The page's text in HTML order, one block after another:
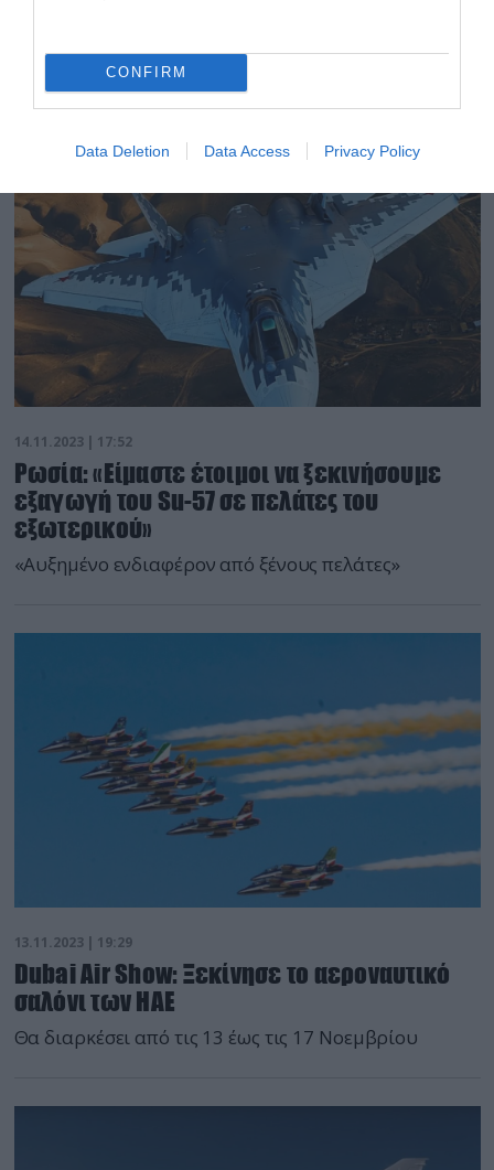
CONFIRM
Data Deletion Data Access Privacy Policy
Την είδηση μετέδωσαν τα ρωσικά ΜΜΕ
14.11.2023 | 17:52
Ρωσία: «Είμαστε έτοιμοι να ξεκινήσουμε
εξαγωγή του Su-57 σε πελάτες του
εξωτερικού»
«Αυξημένο ενδιαφέρον από ξένους πελάτες»
13.11.2023 | 19:29
Dubai Air Show: Ξεκίνησε το αεροναυτικό
σαλόνι των ΗΑΕ
Θα διαρκέσει από τις 13 έως τις 17 Νοεμβρίου